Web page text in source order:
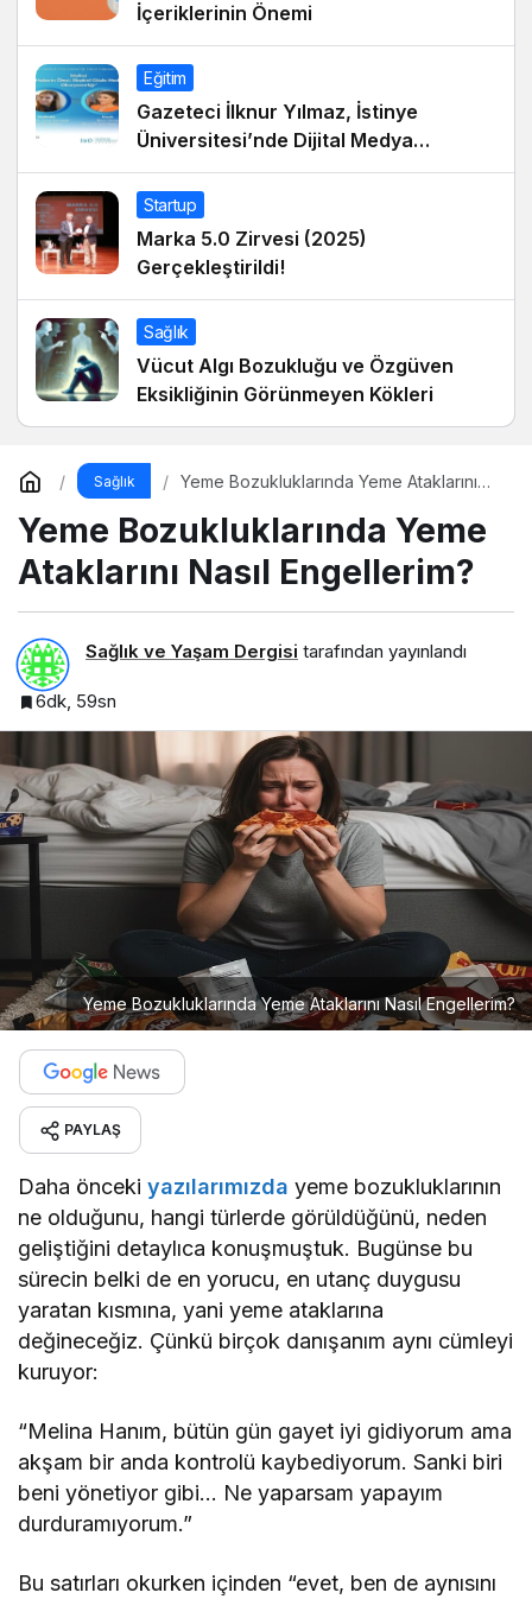
İçeriklerinin Önemi
Eğitim
Gazeteci İlknur Yılmaz, İstinye
Üniversitesi’nde Dijital Medya
Okuryazarlığı Dersinin Konuğu Oldu
Startup
Marka 5.0 Zirvesi (2025)
Gerçekleştirildi!
Sağlık
Vücut Algı Bozukluğu ve Özgüven
Eksikliğinin Görünmeyen Kökleri
Sağlık
Yeme Bozukluklarında Yeme Ataklarını
Yeme Bozukluklarında Yeme
Ataklarını Nasıl Engellerim?
Sağlık ve Yaşam Dergisi tarafından yayınlandı
6dk, 59sn
Yeme Bozukluklarında Yeme Ataklarını Nasıl Engellerim?
PAYLAŞ
Daha öncekiyazılarımızda yeme bozukluklarının
ne olduğunu, hangi türlerde görüldüğünü, neden
geliştiğini detaylıca konuşmuştuk. Bugünse bu
sürecin belki de en yorucu, en utanç duygusu
yaratan kısmına, yani yeme ataklarına
değineceğiz. Çünkü birçok danışanım aynı cümleyi
kuruyor:
“Melina Hanım, bütün gün gayet iyi gidiyorum ama
akşam bir anda kontrolü kaybediyorum. Sanki biri
beni yönetiyor gibi… Ne yaparsam yapayım
durduramıyorum.”
Bu satırları okurken içinden “evet, ben de aynısını